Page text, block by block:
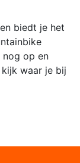
biedt je het
nog op en
waar je bij